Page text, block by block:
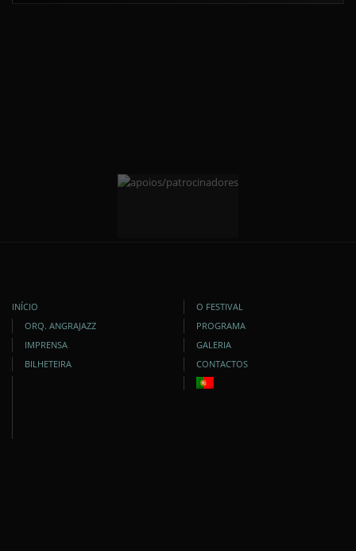
INÍCIO
O FESTIVAL
ORQ. ANGRAJAZZ
PROGRAMA
IMPRENSA
GALERIA
BILHETEIRA
CONTACTOS